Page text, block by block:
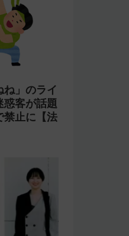
ね」のライ
惑客が話題
禁止に【法